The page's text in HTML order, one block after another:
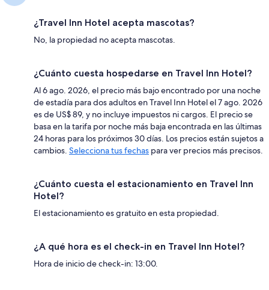
¿Travel Inn Hotel acepta mascotas?
No, la propiedad no acepta mascotas.
¿Cuánto cuesta hospedarse en Travel Inn Hotel?
Al 6 ago. 2026, el precio más bajo encontrado por una noche
de estadía para dos adultos en Travel Inn Hotel el 7 ago. 2026
es de US$ 89, y no incluye impuestos ni cargos. El precio se
basa en la tarifa por noche más baja encontrada en las últimas
24 horas para los próximos 30 días. Los precios están sujetos a
cambios. Selecciona tus fechas para ver precios más precisos.
¿Cuánto cuesta el estacionamiento en Travel Inn
Hotel?
El estacionamiento es gratuito en esta propiedad.
¿A qué hora es el check-in en Travel Inn Hotel?
Hora de inicio de check-in: 13:00.